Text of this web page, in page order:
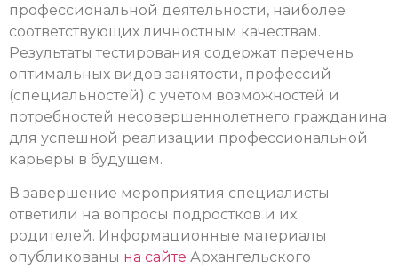
профессиональной деятельности, наиболее
соответствующих личностным качествам.
Результаты тестирования содержат перечень
оптимальных видов занятости, профессий
(специальностей) с учетом возможностей и
потребностей несовершеннолетнего гражданина
для успешной реализации профессиональной
карьеры в будущем.
В завершение мероприятия специалисты
ответили на вопросы подростков и их
родителей. Информационные материалы
опубликованы на сайте Архангельского